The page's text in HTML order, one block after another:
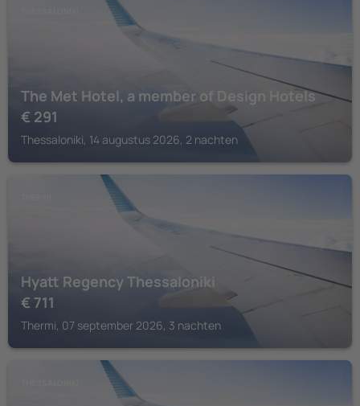
The Met Hotel, a member of Design Hotels
€ 291
Thessaloniki, 14 augustus 2026, 2 nachten
Hyatt Regency Thessaloniki
€ 711
Thermi, 07 september 2026, 3 nachten